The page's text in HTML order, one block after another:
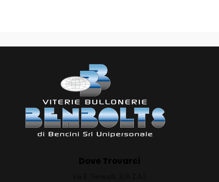
Dove Trovarci
Via E. Torricelli, 3/A Z.A.I.